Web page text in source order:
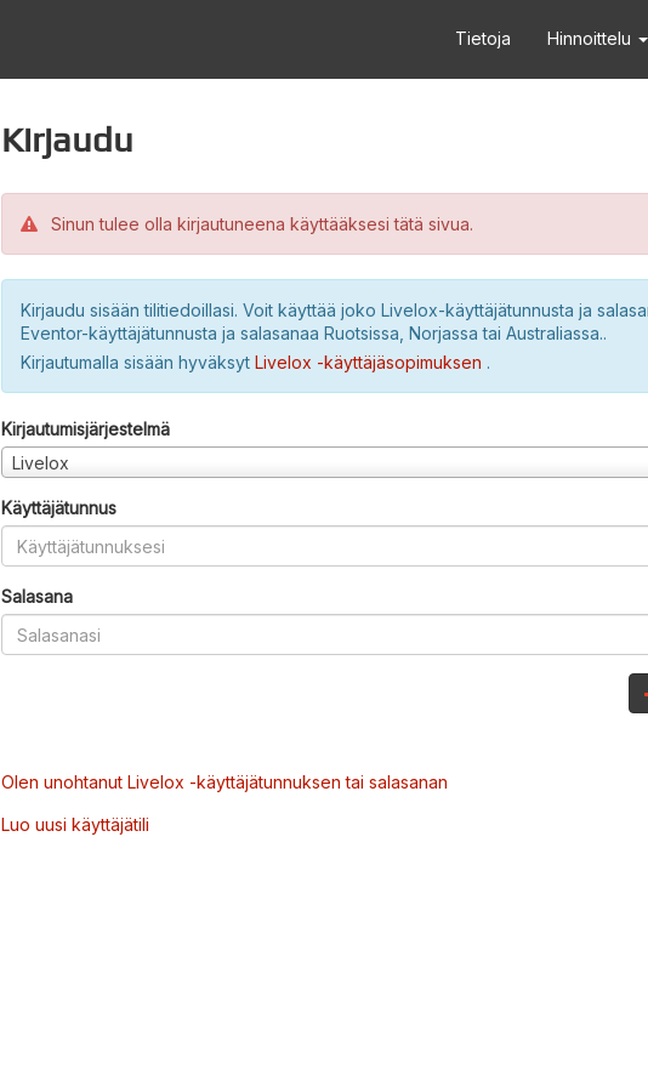
Tietoja Hinnoittelu
Kirjaudu
Sinun tulee olla kirjautuneena käyttääksesi tätä sivua.
Kirjaudu sisään tilitiedoillasi. Voit käyttää joko Livelox-käyttäjätunnusta ja
Eventor-käyttäjätunnusta ja salasanaa Ruotsissa, Norjassa tai Australiassa..
Kirjautumalla sisään hyväksyt Livelox -käyttäjäsopimuksen .
Kirjautumisjärjestelmä
Livelox
Käyttäjätunnus
Salasana
Olen unohtanut Livelox -käyttäjätunnuksen tai salasanan
Luo uusi käyttäjätili